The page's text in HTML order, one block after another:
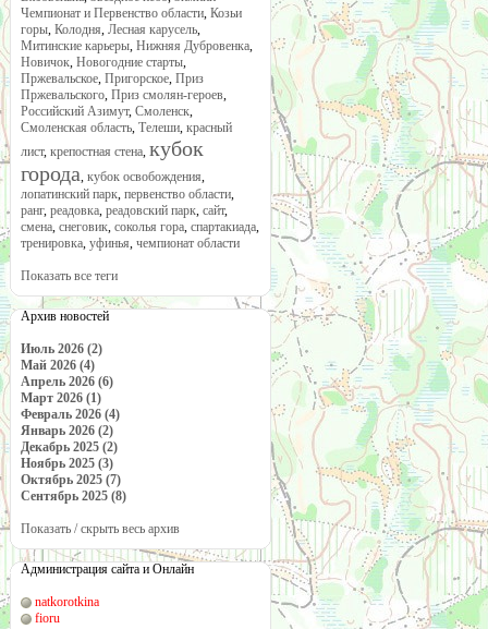
Чемпионат и Первенство области, Козьи
горы, Колодня, Лесная карусель,
Митинские карьеры, Нижняя Дубровенка,
Новичок, Новогодние старты,
Пржевальское, Пригорское, Приз
Пржевальского, Приз смолян-героев,
Российский Азимут, Смоленск,
Смоленская область, Телеши, красный
лист, крепостная стена, кубок
города, кубок освобождения,
лопатинский парк, первенство области,
ранг, реадовка, реадовский парк, сайт,
смена, снеговик, соколья гора, спартакиада,
тренировка, уфинья, чемпионат области
Показать все теги
Архив новостей
Июль 2026 (2)
Май 2026 (4)
Апрель 2026 (6)
Март 2026 (1)
Февраль 2026 (4)
Январь 2026 (2)
Декабрь 2025 (2)
Ноябрь 2025 (3)
Октябрь 2025 (7)
Сентябрь 2025 (8)
Показать / скрыть весь архив
Администрация сайта и Онлайн
natkorotkina
fioru